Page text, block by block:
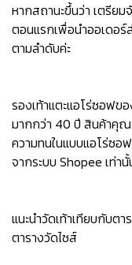
หากสถานะขึ้นว่า เตรีย
ตอนแรกเพื่อนำออเดอ
ตามลำดับค่ะ
รองเท้าแตะแอโร่ซอฟข
มากกว่า 40 ปี สินค้าคุ
ความทนในแบบแอโร่ซอ
จากระบบ Shopee เท่านั้
แนะนำวัดเท้าเทียบกับต
ตารางวัดไซส์